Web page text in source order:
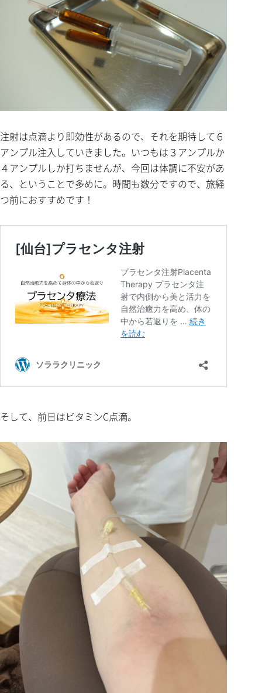
注射は点滴より即効性があるので、それを期待して６
アンプル注入していきました。いつもは３アンプルか
４アンプルしか打ちませんが、今回は体調に不安があ
る、ということで多めに。時間も数分ですので、旅経
つ前におすすめです！
そして、前日はビタミンC点滴。